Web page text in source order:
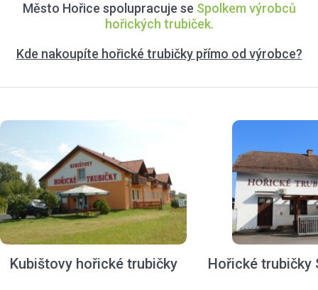
Město Hořice spolupracuje se Spolkem výrobců
hořických trubiček.
Kde nakoupíte hořické trubičky přímo od výrobce?
Kubištovy hořické trubičky Hořické trubičky